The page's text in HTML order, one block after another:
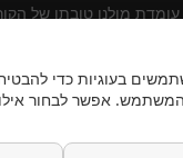
מולנו טובתו של
ומוצרים שלדעתינו
בעוגיות כדי
אפשר לבחור אילו